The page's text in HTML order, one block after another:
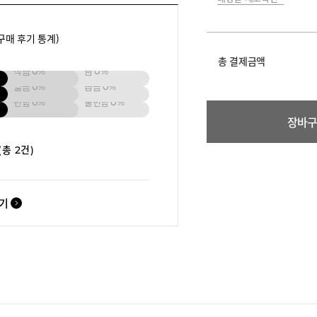
매 후기 통계)
작음0% 큼0%
넓음 0% 좁음0%
편함 0% 불편함 0%
2건)
총 결제금액
장바